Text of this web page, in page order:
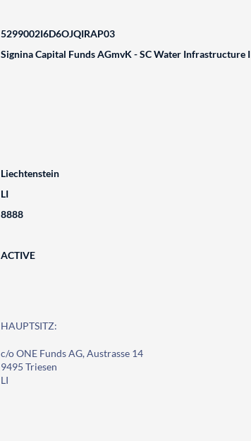
5299002I6D6OJQIRAP03
Signina Capital Funds AGmvK - SC Water Infrastructure I
Liechtenstein
LI
8888
ACTIVE
HAUPTSITZ:
c/o ONE Funds AG, Austrasse 14
9495 Triesen
LI